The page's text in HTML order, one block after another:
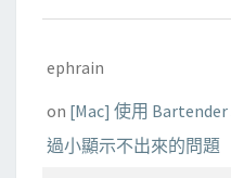
ephrain
on [Mac] 使用
過小顯示不出來的問題